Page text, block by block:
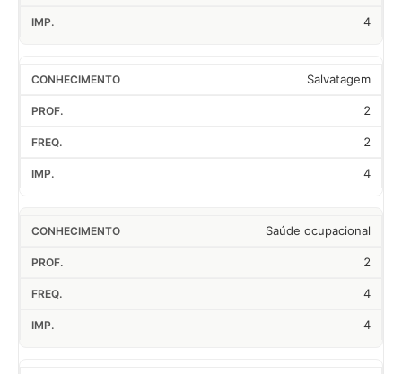
4
Salvatagem
2
2
4
Saúde ocupacional
2
4
4